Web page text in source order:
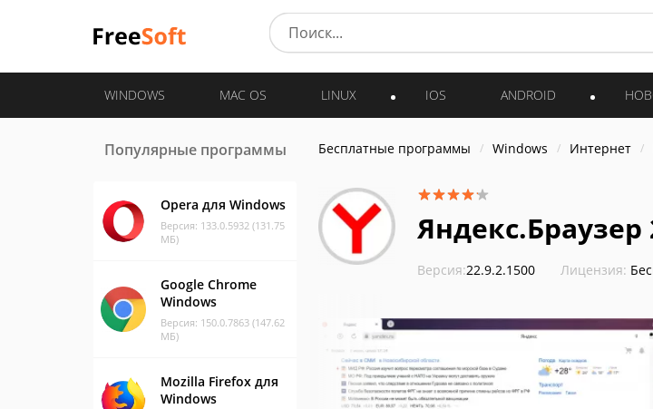
WINDOWS MAC OS LINUX IOS ANDROID
Популярные программы
Opera для Windows
Версия: 133.0.5932 (131.75
МБ)
Google Chrome
Windows
Версия: 150.0.7863 (147.62
МБ)
Mozilla Firefox для
Windows
Бесплатные программы Windows Интернет
Яндекс.Браузер
Версия:22.9.2.1500 Лицензия: